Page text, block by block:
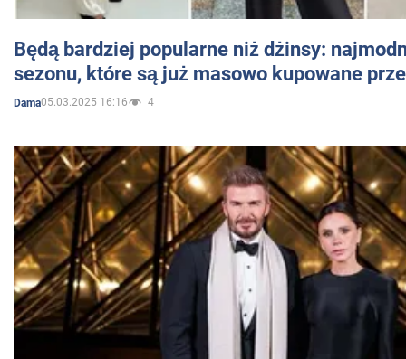
Będą bardziej popularne niż dżinsy:
sezonu, które są już masowo kupowane
Dama05.03.2025 16:16 4